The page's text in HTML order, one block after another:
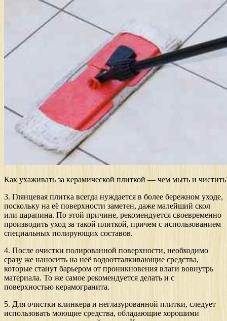
Как ухаживать за керамической плиткой — чем мыть и
3. Глянцевая плитка всегда нуждается в более бережном уходе,
поскольку на её поверхности заметен, даже малейший скол
или царапина. По этой причине, рекомендуется своевременно
производить уход за такой плиткой, причем с использованием
специальных полирующих составов.
4. После очистки полированной поверхности, необходимо
сразу же наносить на неё водоотталкивающие средства,
которые станут барьером от проникновения влаги вовнутрь
материала. То же самое рекомендуется делать и с
поверхностью керамогранита.
5. Для очистки клинкера и неглазурованной плитки, следует
использовать моющие средства, обладающие хорошими